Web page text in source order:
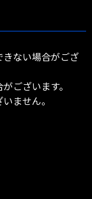
ない場合がござ
ございます。
ません。